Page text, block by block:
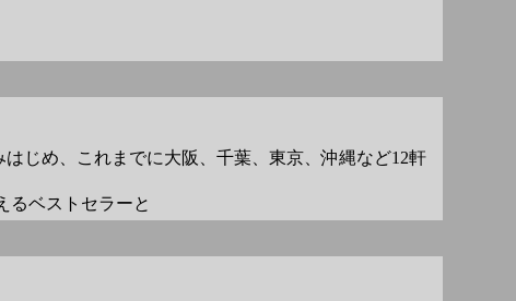
じめ、これまでに大阪、千葉、東京、沖縄など12軒
るベストセラーと